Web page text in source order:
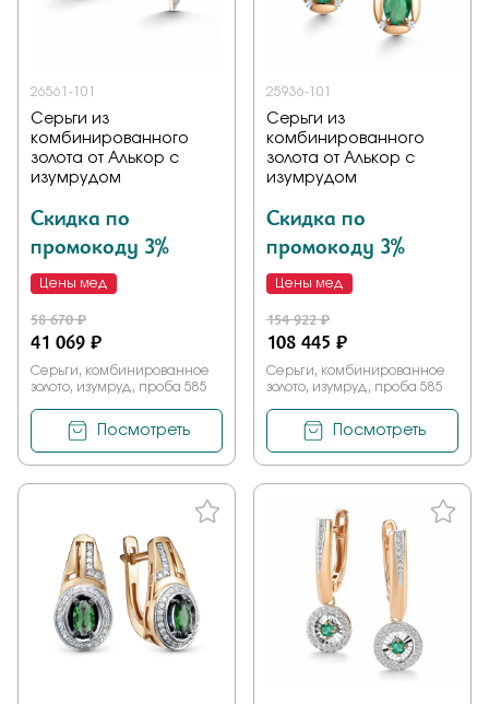
26561-101
Серьги из
комбинированного
золота от Алькор с
изумрудом
Скидка по
промокоду 3%
Цены мед
58 670 ₽
41 069 ₽
Серьги, комбинированное
золото, изумруд, проба 585
Посмотреть
25936-101
Серьги из
комбинированного
золота от Алькор с
изумрудом
Скидка по
промокоду 3%
Цены мед
154 922 ₽
108 445 ₽
Серьги, комбинированное
золото, изумруд, проба 585
Посмотреть